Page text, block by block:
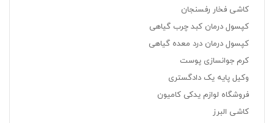
کاشی فخار رفسنجان
کپسول درمان کبد چرب گیاهی
کپسول درمان درد معده گیاهی
کرم جوانسازی پوست
وکیل پایه یک دادگستری
فروشگاه لوازم یدکی کامیون
کاشی البرز